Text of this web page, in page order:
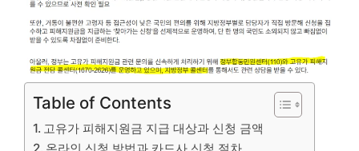
Table of Contents
고유가 피해지원금 지급 대상과 신청 금액